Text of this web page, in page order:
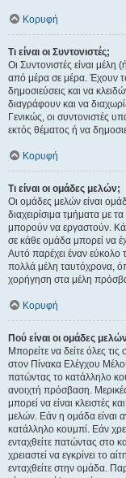
Κορυφή
Τι είναι οι Συντονιστές;
Οι Συντονιστές είναι
από μέρα σε μέρα. Έχουν
δημοσιεύσεις και να
διαγράφουν και να
Γενικώς, οι συντονιστές
εκτός θέματος ή να
Κορυφή
Τι είναι οι ομάδες μελών;
Οι ομάδες μελών είναι
διαχειρίσιμα τμήματα με
μπορούν να εργαστούν.
σε κάθε ομάδα μπορεί να
Αυτό παρέχει έναν εύκολο
πολλά μέλη ταυτόχρονα,
χορήγηση στα μέλη
Κορυφή
Πού είναι οι ομάδες
Μπορείτε να δείτε όλες
στον Πίνακα Ελέγχου
πατώντας το κατάλληλο
ανοιχτή πρόσβαση. Μερικές
μπορεί να είναι κλειστές
μελών. Εάν η ομάδα είναι
κατάλληλο κουμπί. Εάν
ενταχθείτε πατώντας στο
χρειαστεί να εγκρίνει το
ενταχθείτε στην ομάδα.